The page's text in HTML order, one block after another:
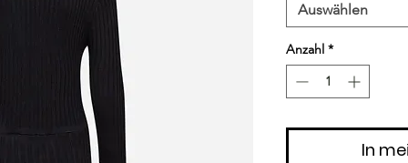
Auswählen
Anzahl *
In